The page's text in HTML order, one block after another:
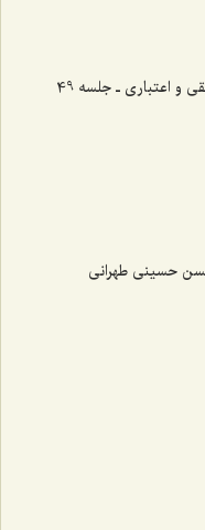
اعتباری ـ جلسه 49
حسینی طهرانی